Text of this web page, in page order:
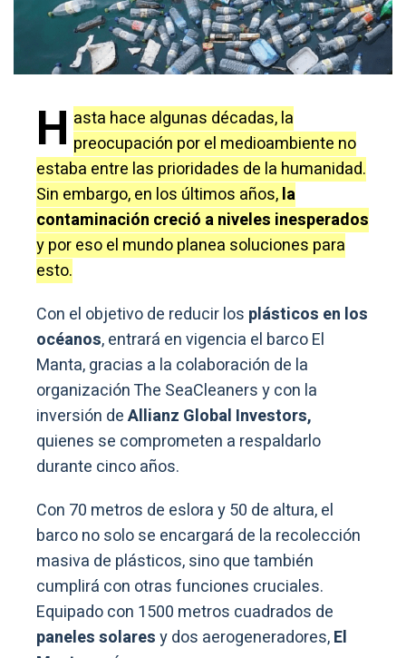
H asta hace algunas décadas, la
preocupación por el medioambiente no
estaba entre las prioridades de la humanidad.
Sin embargo, en los últimos años,la
contaminación creció a niveles inesperados
y por eso el mundo planea soluciones para
esto.
Con el objetivo de reducir los plásticos en los
océanos, entrará en vigencia el barco El
Manta, gracias a la colaboración de la
organización The SeaCleaners y con la
inversión deAllianz Global Investors,
quienes se comprometen a respaldarlo
durante cinco años.
Con 70 metros de eslora y 50 de altura, el
barco no solo se encargará de la recolección
masiva de plásticos, sino que también
cumplirá con otras funciones cruciales.
Equipado con 1500 metros cuadrados de
paneles solaresy dos aerogeneradores,El